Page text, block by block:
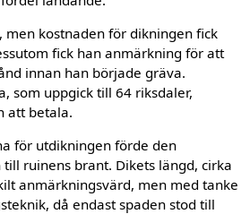
men kostnaden för dikningen fick
fick han anmärkning för att
innan han började gräva.
som uppgick till 64 riksdaler,
att betala.
för utdikningen förde den
ruinens brant. Dikets längd, cirka
anmärkningsvärd, men med tanke
då endast spaden stod till